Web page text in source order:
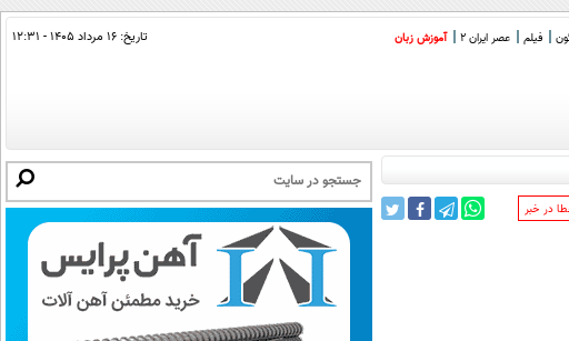
فیلم عصر ایران 2 آموزش زبان تاریخ: ۱۶ مرداد ۱۴۰۵ - ۱۲:۳۱
در خبر